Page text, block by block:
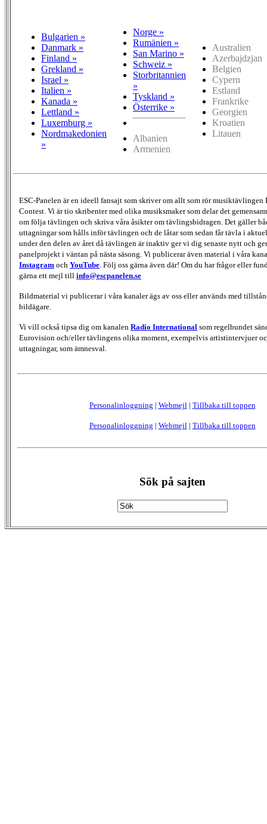
Bulgarien »
Danmark »
Finland »
Grekland »
Israel »
Italien »
Kanada »
Lettland »
Luxemburg »
Nordmakedonien
»
Norge »
Rumänien »
San Marino »
Schweiz »
Storbritannien
»
Tyskland »
Österrike »
Albanien
Armenien
Australien
Azerbajdzjan
Belgien
Cypern
Estland
Frankrike
Georgien
Kroatien
Litauen
ESC-Panelen är en ideell fansajt som skriver om allt som rör musiktävlingen
Contest. Vi är tio skribenter med olika musiksmaker som delar det
om följa tävlingen och skriva våra åsikter om tävlingsbidragen. Det gäller
uttagningar som hålls inför tävlingen och de låtar som sedan får tävla i
under den delen av året då tävlingen är inaktiv ger vi dig senaste nytt och
panelprojekt i väntan på nästa säsong. Vi publicerar även material i våra
Instagram och YouTube. Följ oss gärna även där! Om du har frågor eller
gärna ett mejl till info@escpanelen.se
Bildmaterial vi publicerar i våra kanaler ägs av oss eller används med
bildägare.
Vi vill också tipsa dig om kanalen Radio International som regelbundet
Eurovision och/eller tävlingens olika moment, exempelvis artistintervjuer
uttagningar, som ämnesval.
Personalinloggning | Webmejl| Tillbaka till toppen
Personalinloggning | Webmejl| Tillbaka till toppen
Sök på sajten